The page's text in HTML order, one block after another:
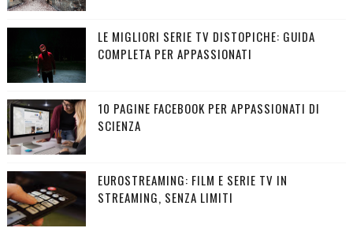
LE MIGLIORI SERIE TV DISTOPICHE: GUIDA
COMPLETA PER APPASSIONATI
10 PAGINE FACEBOOK PER APPASSIONATI DI
SCIENZA
EUROSTREAMING: FILM E SERIE TV IN
STREAMING, SENZA LIMITI